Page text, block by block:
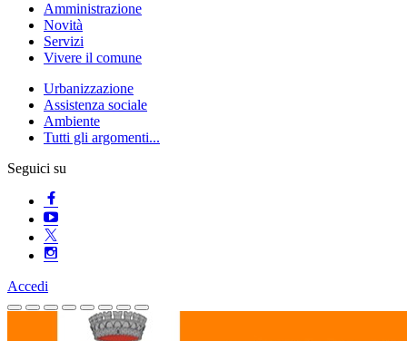
Amministrazione
Novità
Servizi
Vivere il comune
Urbanizzazione
Assistenza sociale
Ambiente
Tutti gli argomenti...
Seguici su
Accedi
Homepage